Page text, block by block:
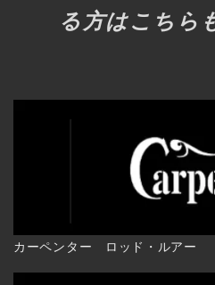
る方はこちら
カーペンター ロッド・ルアー